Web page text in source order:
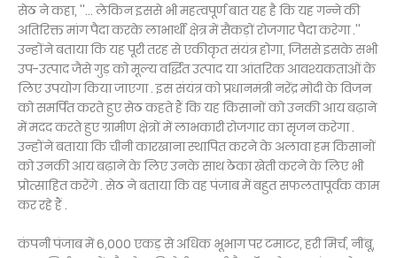
सेठ ने कहा, ''... लेकिन इससे भी महत्वपूर्ण बात यह है कि यह गन्ने की
अतिरिक्त मांग पैदा करके लाभार्थी क्षेत्र में सैकड़ों रोजगार पैदा करेगा .''
उन्होंने बताया कि यह पूरी तरह से एकीकृत संयंत्र होगा, जिससे इसके सभी
उप-उत्पाद जैसे गुड़ को मूल्य वर्द्धित उत्पाद या आंतरिक आवश्यकताओं के
लिए उपयोग किया जाएगा . इस संयंत्र को प्रधानमंत्री नरेंद्र मोदी के विजन
को समर्पित करते हुए सेठ कहते हैं कि यह किसानों को उनकी आय बढ़ाने
में मदद करते हुए ग्रामीण क्षेत्रों में लाभकारी रोजगार का सृजन करेगा .
उन्होंने बताया कि चीनी कारखाना स्थापित करने के अलावा हम किसानों
को उनकी आय बढ़ाने के लिए उनके साथ ठेका खेती करने के लिए भी
प्रोत्साहित करेंगे . सेठ ने बताया कि वह पंजाब में बहुत सफलतापूर्वक काम
कर रहे हैं .
कंपनी पंजाब में 6,000 एकड़ से अधिक भूभाग पर टमाटर, हरी मिर्च, नींबू,